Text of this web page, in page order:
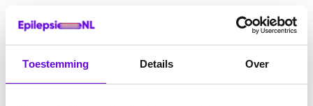
Toestemming Details Over